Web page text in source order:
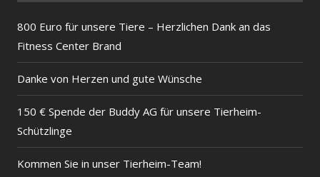
800 Euro für unsere Tiere – Herzlichen Dank an das
Fitness Center Brand
Danke von Herzen und gute Wünsche
150 € Spende der Buddy AG für unsere Tierheim-
Schützlinge
Kommen Sie in unser Tierheim-Team!